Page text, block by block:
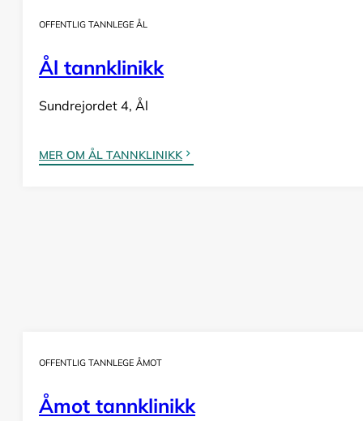
OFFENTLIG TANNLEGE ÅL
Ål tannklinikk
Sundrejordet 4, Ål
MER OM ÅL TANNKLINIKK
OFFENTLIG TANNLEGE ÅMOT
Åmot tannklinikk